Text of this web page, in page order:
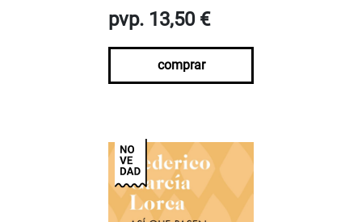
pvp. 13,50 €
comprar